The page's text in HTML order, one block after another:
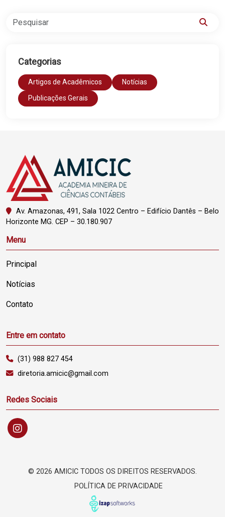
Categorias
Artigos de Acadêmicos
Notícias
Publicações Gerais
Av. Amazonas, 491, Sala 1022 Centro – Edifício Dantês – Belo
Horizonte MG. CEP – 30.180.907
Menu
Principal
Notícias
Contato
Entre em contato
(31) 988 827 454
diretoria.amicic@gmail.com
Redes Sociais
© 2026 AMICIC TODOS OS DIREITOS RESERVADOS.
POLÍTICA DE PRIVACIDADE